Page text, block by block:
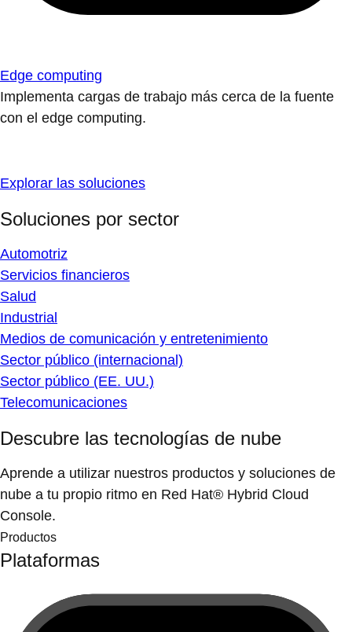
Edge computing
Implementa cargas de trabajo más cerca de la fuente
con el edge computing.
Explorar las soluciones
Soluciones por sector
Automotriz
Servicios financieros
Salud
Industrial
Medios de comunicación y entretenimiento
Sector público (internacional)
Sector público (EE. UU.)
Telecomunicaciones
Descubre las tecnologías de nube
Aprende a utilizar nuestros productos y soluciones de
nube a tu propio ritmo en Red Hat® Hybrid Cloud
Console.
Productos
Plataformas